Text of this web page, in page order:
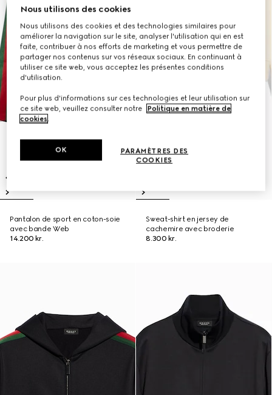
Pantalon de sport en coton-soie
avec bande Web
14.200 kr.
Sweat-shirt en jersey de
cachemire avec broderie
8.300 kr.
Nous utilisons des cookies
Nous utilisons des cookies et des technologies similaires pour
améliorer la navigation sur le site, analyser l'utilisation qui en est
faite, contribuer à nos efforts de marketing et vous permettre de
partager nos contenus sur vos réseaux sociaux. En continuant à
utiliser ce site web, vous acceptez les présentes conditions
d'utilisation.
Pour plus d'informations sur ces technologies et leur utilisation sur
ce site web, veuillez consulter notre
Politique en matière de
cookies.
PARAMÈTRES DES
COOKIES
OK